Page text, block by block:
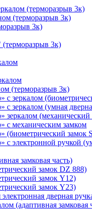
(терморазрыв 3к)
(терморазрыв 3к)
3к)
3к)
(терморазрыв 3к)
с зеркалом
с зеркалом (умная
зеркалом (механический
с механическим замком
(биометрический замок
с электронной ручкой
замковая часть)
замок DZ 888)
замок Y12)
замок Y23)
дверная
(адаптивная замковая